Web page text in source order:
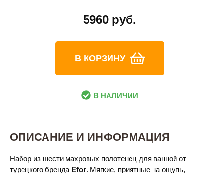
5960 руб.
В КОРЗИНУ
В НАЛИЧИИ
ОПИСАНИЕ И ИНФОРМАЦИЯ
Набор из шести махровых полотенец для ванной от
турецкого бренда Efor. Мягкие, приятные на ощупь,